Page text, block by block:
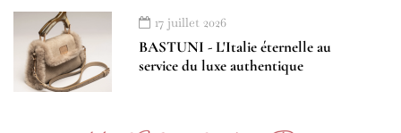
17 juillet 2026
BASTUNI - L'Italie éternelle au
service du luxe authentique